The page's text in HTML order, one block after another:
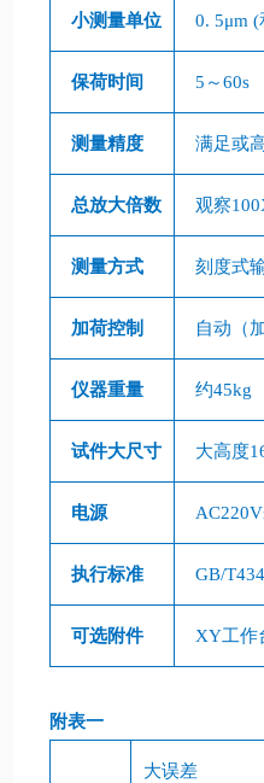
小测量单位 0. 5μm (
保荷时间 5 ～60s
测量精度 满足或
总放大倍数 观察
测量方式 刻度式
加荷控制 自动（
仪器重量 约45kg
试件大尺寸 大高度
电源 AC220V
执行标准 GB/
可选附件 XY工作
附表一
大误差